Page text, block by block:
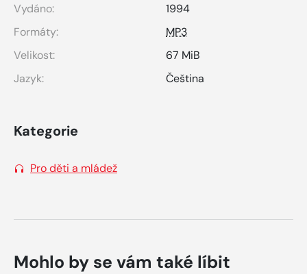
Vydáno:
1994
Formáty:
MP3
Velikost:
67 MiB
Jazyk:
Čeština
Kategorie
Pro děti a mládež
Mohlo by se vám také líbit